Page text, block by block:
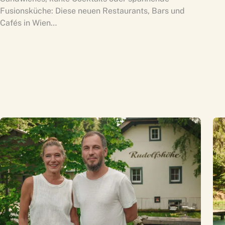
Fusionsküche: Diese neuen Restaurants, Bars und
Cafés in Wien…